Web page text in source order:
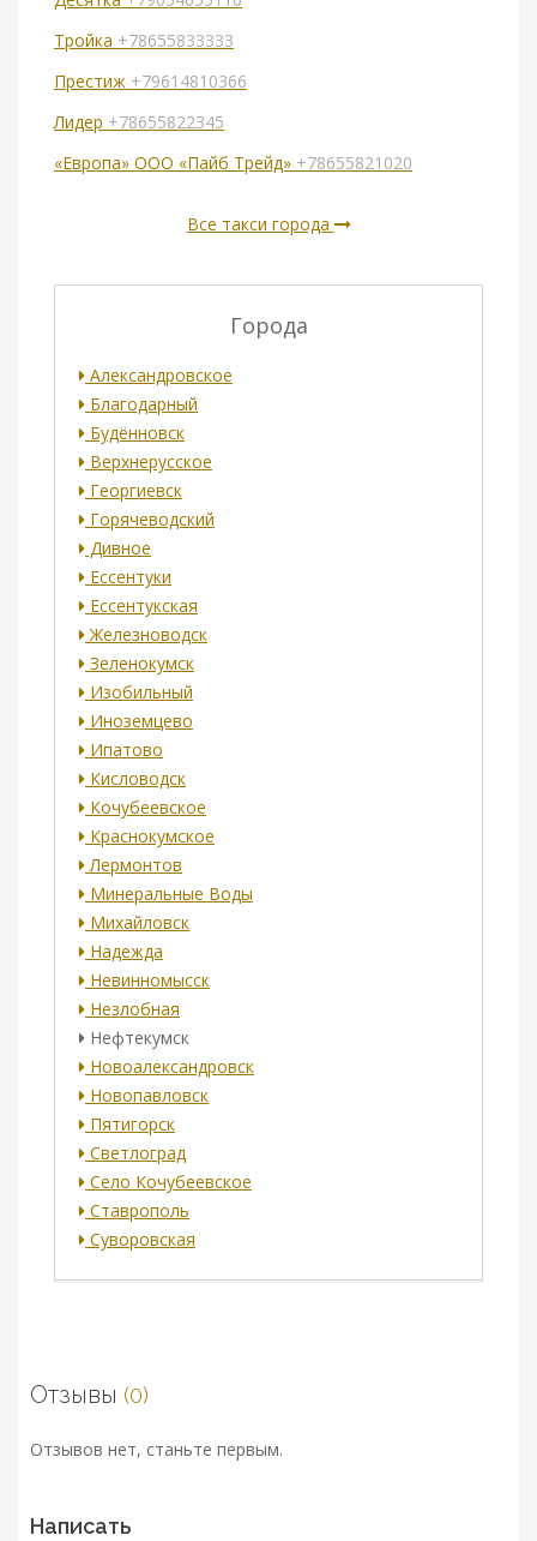
Тройка +78655833333
Престиж +79614810366
Лидер +78655822345
«Европа» ООО «Пайб Трейд» +78655821020
Все такси города
Города
Александровское
Благодарный
Будённовск
Верхнерусское
Георгиевск
Горячеводский
Дивное
Ессентуки
Ессентукская
Железноводск
Зеленокумск
Изобильный
Иноземцево
Ипатово
Кисловодск
Кочубеевское
Краснокумское
Лермонтов
Минеральные Воды
Михайловск
Надежда
Невинномысск
Незлобная
Нефтекумск
Новоалександровск
Новопавловск
Пятигорск
Светлоград
Село Кочубеевское
Ставрополь
Суворовская
Отзывы (0)
Отзывов нет, станьте первым.
Написать